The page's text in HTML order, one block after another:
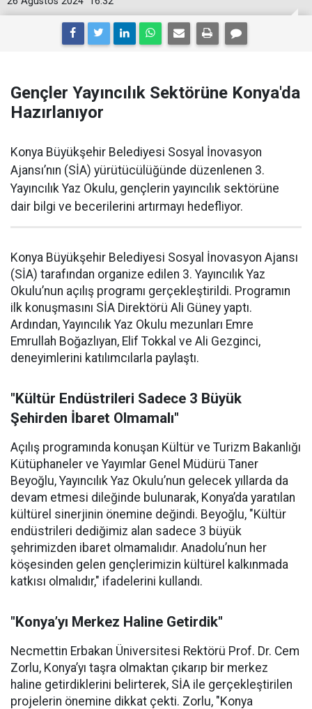
Gençler Yayıncılık Sektörüne Konya'da
Hazırlanıyor
Konya Büyükşehir Belediyesi Sosyal İnovasyon
Ajansı’nın (SİA) yürütücülüğünde düzenlenen 3.
Yayıncılık Yaz Okulu, gençlerin yayıncılık sektörüne
dair bilgi ve becerilerini artırmayı hedefliyor.
Konya Büyükşehir Belediyesi Sosyal İnovasyon Ajansı
(SİA) tarafından organize edilen 3. Yayıncılık Yaz
Okulu’nun açılış programı gerçekleştirildi. Programın
ilk konuşmasını SİA Direktörü Ali Güney yaptı.
Ardından, Yayıncılık Yaz Okulu mezunları Emre
Emrullah Boğazlıyan, Elif Tokkal ve Ali Gezginci,
deneyimlerini katılımcılarla paylaştı.
"Kültür Endüstrileri Sadece 3 Büyük
Şehirden İbaret Olmamalı"
Açılış programında konuşan Kültür ve Turizm Bakanlığı
Kütüphaneler ve Yayımlar Genel Müdürü Taner
Beyoğlu, Yayıncılık Yaz Okulu’nun gelecek yıllarda da
devam etmesi dileğinde bulunarak, Konya’da yaratılan
kültürel sinerjinin önemine değindi. Beyoğlu, "Kültür
endüstrileri dediğimiz alan sadece 3 büyük
şehrimizden ibaret olmamalıdır. Anadolu’nun her
köşesinden gelen gençlerimizin kültürel kalkınmada
katkısı olmalıdır," ifadelerini kullandı.
"Konya’yı Merkez Haline Getirdik"
Necmettin Erbakan Üniversitesi Rektörü Prof. Dr. Cem
Zorlu, Konya’yı taşra olmaktan çıkarıp bir merkez
haline getirdiklerini belirterek, SİA ile gerçekleştirilen
projelerin önemine dikkat çekti. Zorlu, "Konya